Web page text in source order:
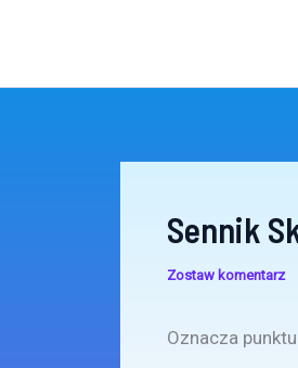
Sennik
Zostaw komentarz
Oznacza